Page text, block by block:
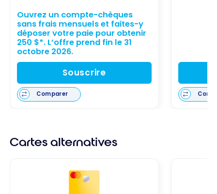
Ouvrez un compte-chèques
sans frais mensuels et faites-y
déposer votre paie pour obtenir
250 $*. L’offre prend fin le 31
octobre 2026.
Souscrire
Comparer
Cartes alternatives